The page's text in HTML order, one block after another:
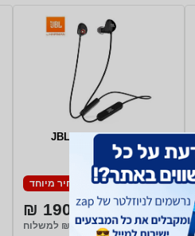
אוזניות JBL C125BT
מחיר מיוחד
190 ₪
₪20 למשלוח